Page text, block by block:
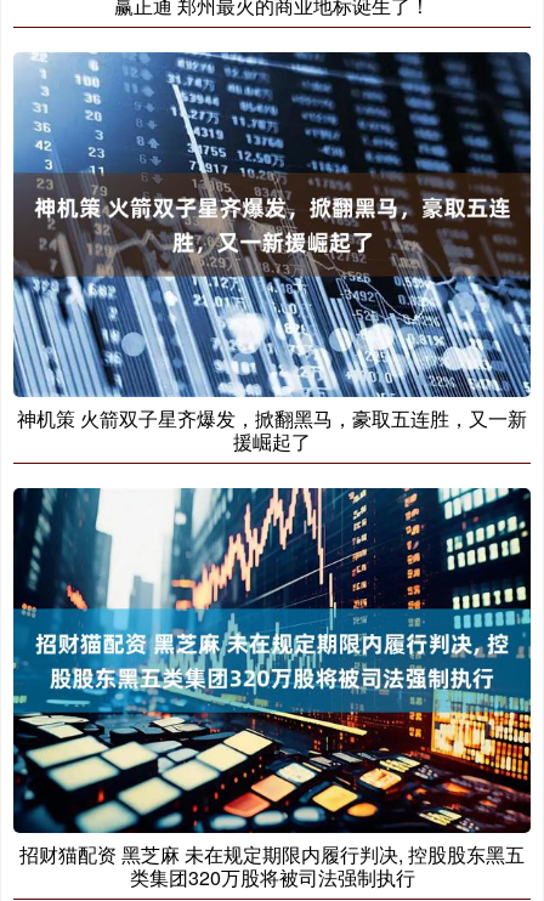
神机策 火箭双子星齐爆发，掀翻黑马，豪取五连胜，又一新
援崛起了
招财猫配资 黑芝麻 未在规定期限内履行判决, 控股股东黑五
类集团320万股将被司法强制执行